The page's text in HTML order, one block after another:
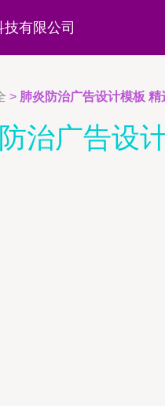
有限公司
> 肺炎防治广告设计模板
治广告设